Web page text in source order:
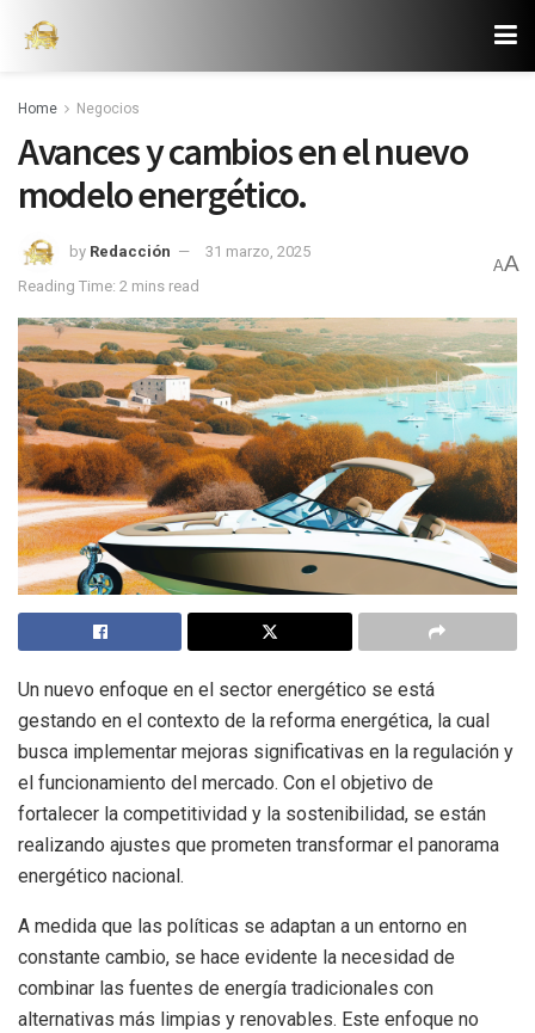
Home Negocios
Avances y cambios en el nuevo
modelo energético.
by Redacción
31 marzo, 2025
Reading Time: 2 mins read
AA
Un nuevo enfoque en el sector energético se está
gestando en el contexto de la reforma energética, la cual
busca implementar mejoras significativas en la regulación y
el funcionamiento del mercado. Con el objetivo de
fortalecer la competitividad y la sostenibilidad, se están
realizando ajustes que prometen transformar el panorama
energético nacional.
A medida que las políticas se adaptan a un entorno en
constante cambio, se hace evidente la necesidad de
combinar las fuentes de energía tradicionales con
alternativas más limpias y renovables. Este enfoque no